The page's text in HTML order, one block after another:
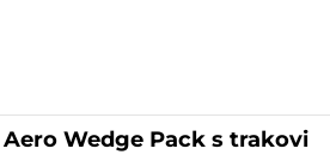
Wedge Pack s trakovi